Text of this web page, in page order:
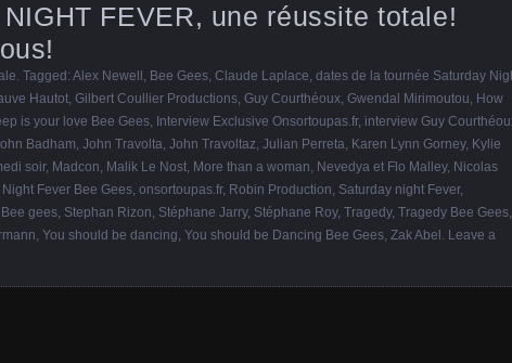
NIGHT FEVER, une réussite totale!
. Tagged: Alex Newell Bee Gees Claude Laplace dates de la tournée Saturday
Hautot Gilbert Coullier Productions Guy Courthéoux Gwendal Mirimoutou How
is your love Bee Gees Interview Exclusive Onsortoupas.fr, interview Guy
Badham John Travolta John Travoltaz Julian Perreta Karen Lynn Gorney, Kylie
soir, Madcon Malik Le Nost More than a woman Nevedya et Flo Malley, Nicolas
Night Fever Bee Gees onsortoupas.fr, Robin Production Saturday night Fever,
gees Stephan Rizon Stéphane Jarry, Stéphane Roy, Tragedy, Tragedy Bee Gees
You should be dancing You should be Dancing Bee Gees Zak Abel Leave a